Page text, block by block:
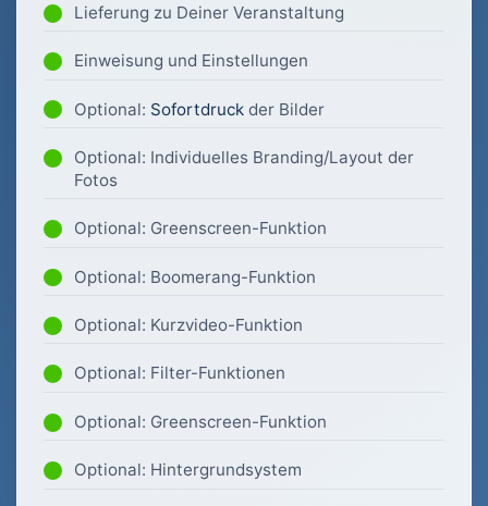
Lieferung zu Deiner Veranstaltung
Einweisung und Einstellungen
Optional: Sofortdruck der Bilder
Optional: Individuelles Branding/Layout der
Fotos
Optional: Greenscreen-Funktion
Optional: Boomerang-Funktion
Optional: Kurzvideo-Funktion
Optional: Filter-Funktionen
Optional: Greenscreen-Funktion
Optional: Hintergrundsystem